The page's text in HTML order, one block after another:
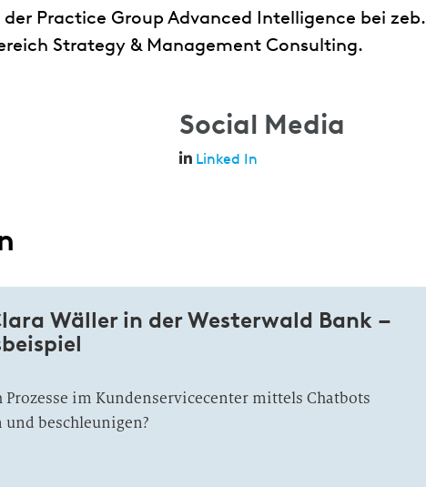
Practice Group Advanced Intelligence bei zeb.
Strategy & Management Consulting.
Social Media
Linked In
Wäller in der Westerwald Bank –
Prozesse im Kundenservicecenter mittels Chatbots
beschleunigen?